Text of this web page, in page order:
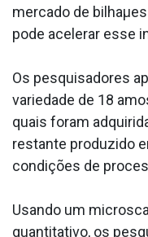
mercado de
pode acelerar esse
Os pesquisadores
variedade de 18
quais foram
restante produzido
condições de
Usando um
quantitativo, os